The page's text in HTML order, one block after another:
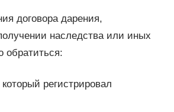
договора дарения,
наследства или иных
обратиться:
который регистрировал